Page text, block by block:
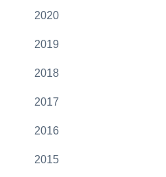
2020
2019
2018
2017
2016
2015